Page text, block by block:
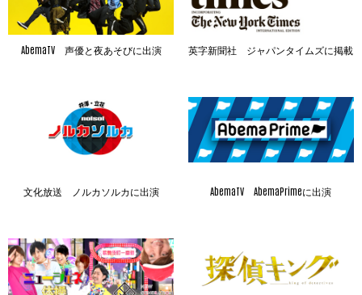
AbemaTV 声優と夜あそびに出演 英字新聞社 ジャパンタイムズに掲載
文化放送 ノルカソルカに出演 AbemaTV AbemaPrimeに出演